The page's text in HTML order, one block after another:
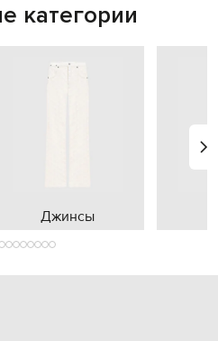
категории
Джинсы